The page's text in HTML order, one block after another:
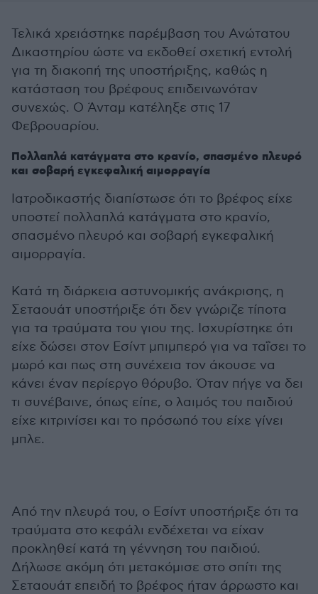
Τελικά χρειάστηκε παρέμβαση του Ανώτατου
Δικαστηρίου ώστε να εκδοθεί σχετική εντολή
για τη διακοπή της υποστήριξης, καθώς η
κατάσταση του βρέφους επιδεινωνόταν
συνεχώς. Ο Άνταμ κατέληξε στις 17
Φεβρουαρίου.
Πολλαπλά κατάγματα στο κρανίο, σπασμένο πλευρό
και σοβαρή εγκεφαλική αιμορραγία
Ιατροδικαστής διαπίστωσε ότι το βρέφος είχε
υποστεί πολλαπλά κατάγματα στο κρανίο,
σπασμένο πλευρό και σοβαρή εγκεφαλική
αιμορραγία.
Κατά τη διάρκεια αστυνομικής ανάκρισης, η
Σεταουάτ υποστήριξε ότι δεν γνώριζε τίποτα
για τα τραύματα του γιου της. Ισχυρίστηκε ότι
είχε δώσει στον Εσίντ μπιμπερό για να ταΐσει το
μωρό και πως στη συνέχεια τον άκουσε να
κάνει έναν περίεργο θόρυβο. Όταν πήγε να δει
τι συνέβαινε, όπως είπε, ο λαιμός του παιδιού
είχε κιτρινίσει και το πρόσωπό του είχε γίνει
μπλε.
Από την πλευρά του, ο Εσίντ υποστήριξε ότι τα
τραύματα στο κεφάλι ενδέχεται να είχαν
προκληθεί κατά τη γέννηση του παιδιού.
Δήλωσε ακόμη ότι μετακόμισε στο σπίτι της
Σεταουάτ επειδή το βρέφος ήταν άρρωστο και